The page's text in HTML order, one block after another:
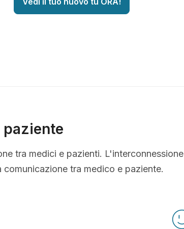
tra medici e pazienti. L'interconnessione
tra medico e paziente.